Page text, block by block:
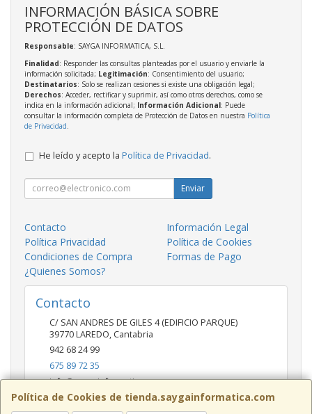
Política de Cookies de tienda.saygainformatica.com
INFORMACIÓN BÁSICA SOBRE
PROTECCIÓN DE DATOS
Responsable: SAYGA INFORMATICA, S.L.
Finalidad: Responder las consultas planteadas por el usuario y enviarle la
información solicitada; Legitimación: Consentimiento del usuario;
Destinatarios: Solo se realizan cesiones si existe una obligación legal;
Derechos: Acceder, rectificar y suprimir, así como otros derechos, como se
indica en la información adicional; Información Adicional: Puede
consultar la información completa de Protección de Datos en nuestra Política
de Privacidad
He leído y acepto la Política de Privacidad.
Enviar
Contacto
Información Legal
Política Privacidad
Política de Cookies
Condiciones de Compra
Formas de Pago
¿Quienes Somos?
Contacto
C/ SAN ANDRES DE GILES 4 (EDIFICIO PARQUE)
39770LAREDO, Cantabria
942 68 24 99
675 89 72 35
info@saygainformatica.com